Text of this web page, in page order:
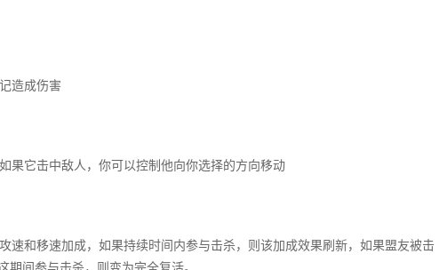
造成伤害
果它击中敌人，你可以控制他向你选择的方向移动
速和移速加成，如果持续时间内参与击杀，则该加成效果刷新，如果盟友被击